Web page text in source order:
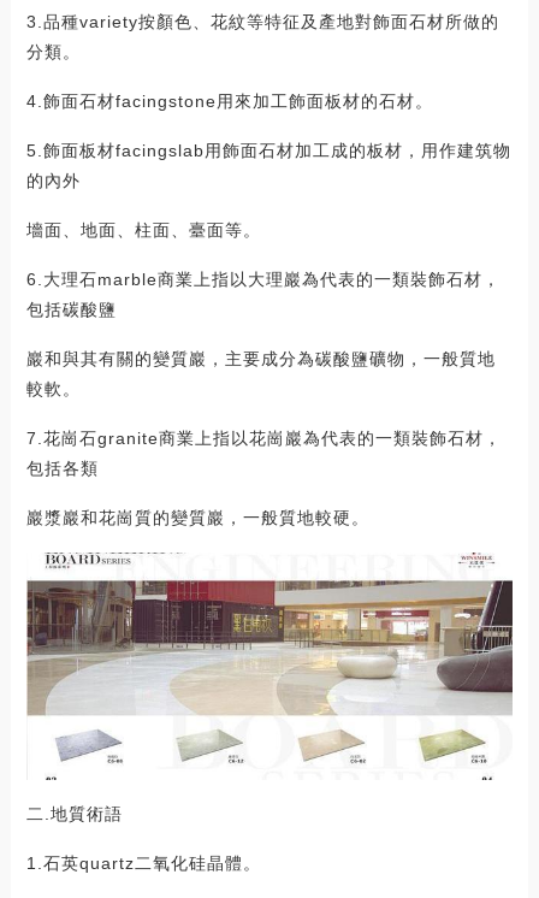
3.品種variety按顏色、花紋等特征及產地對飾面石材所做的
分類。
4.飾面石材facingstone用來加工飾面板材的石材。
5.飾面板材facingslab用飾面石材加工成的板材，用作建筑物
的內外
墻面、地面、柱面、臺面等。
6.大理石marble商業上指以大理巖為代表的一類裝飾石材，
包括碳酸鹽
巖和與其有關的變質巖，主要成分為碳酸鹽礦物，一般質地
較軟。
7.花崗石granite商業上指以花崗巖為代表的一類裝飾石材，
包括各類
巖漿巖和花崗質的變質巖，一般質地較硬。
二.地質術語
1.石英quartz二氧化硅晶體。